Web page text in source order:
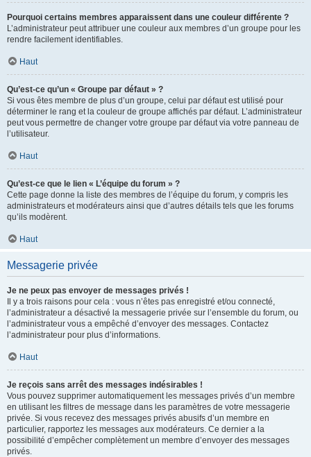
Pourquoi certains membres apparaissent dans une couleur différente ?
L’administrateur peut attribuer une couleur aux membres d’un groupe pour les
rendre facilement identifiables.
Haut
Qu’est-ce qu’un « Groupe par défaut » ?
Si vous êtes membre de plus d’un groupe, celui par défaut est utilisé pour
déterminer le rang et la couleur de groupe affichés par défaut. L’administrateur
peut vous permettre de changer votre groupe par défaut via votre panneau de
l’utilisateur.
Haut
Qu’est-ce que le lien « L’équipe du forum » ?
Cette page donne la liste des membres de l’équipe du forum, y compris les
administrateurs et modérateurs ainsi que d’autres détails tels que les forums
qu’ils modèrent.
Haut
Messagerie privée
Je ne peux pas envoyer de messages privés !
Il y a trois raisons pour cela : vous n’êtes pas enregistré et/ou connecté,
l’administrateur a désactivé la messagerie privée sur l’ensemble du forum, ou
l’administrateur vous a empêché d’envoyer des messages. Contactez
l’administrateur pour plus d’informations.
Haut
Je reçois sans arrêt des messages indésirables !
Vous pouvez supprimer automatiquement les messages privés d’un membre
en utilisant les filtres de message dans les paramètres de votre messagerie
privée. Si vous recevez des messages privés abusifs d’un membre en
particulier, rapportez les messages aux modérateurs. Ce dernier a la
possibilité d’empêcher complètement un membre d’envoyer des messages
privés.